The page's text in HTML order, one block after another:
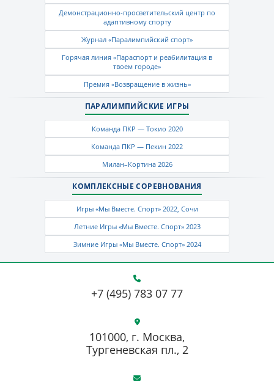
Демонстрационно-просветительский центр по
адаптивному спорту
Журнал «Паралимпийский спорт»
Горячая линия «Параспорт и реабилитация в
твоем городе»
Премия «Возвращение в жизнь»
ПАРАЛИМПИЙСКИЕ ИГРЫ
Команда ПКР — Токио 2020
Команда ПКР — Пекин 2022
Милан–Кортина 2026
КОМПЛЕКСНЫЕ СОРЕВНОВАНИЯ
Игры «Мы Вместе. Спорт» 2022, Сочи
Летние Игры «Мы Вместе. Спорт» 2023
Зимние Игры «Мы Вместе. Спорт» 2024
+7 (495) 783 07 77
101000, г. Москва,
Тургеневская пл., 2